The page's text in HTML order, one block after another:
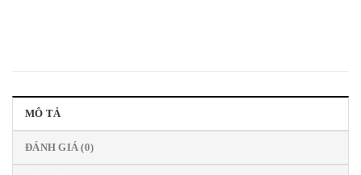
MÔ TẢ
ĐÁNH GIÁ (0)